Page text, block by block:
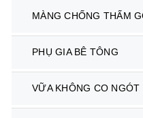
MÀNG CHỐNG THẤM
PHỤ GIA BÊ TÔNG
VỮA KHÔNG CO NGÓT